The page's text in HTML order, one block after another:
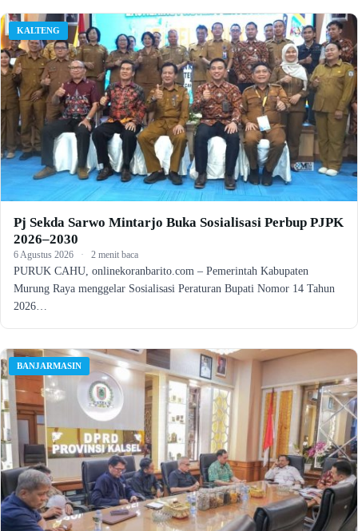
KALTENG
Pj Sekda Sarwo Mintarjo Buka Sosialisasi Perbup PJPK
2026–2030
6 Agustus 2026 · 2 menit baca
PURUK CAHU, onlinekoranbarito.com – Pemerintah Kabupaten
Murung Raya menggelar Sosialisasi Peraturan Bupati Nomor 14 Tahun
2026…
BANJARMASIN